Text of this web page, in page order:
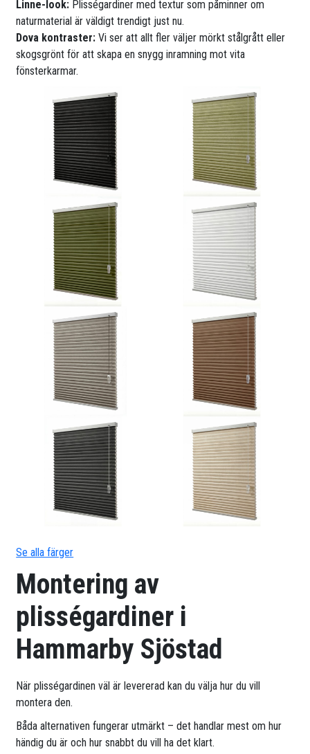
Linne-look: Plisségardiner med textur som påminner om
naturmaterial är väldigt trendigt just nu.
Dova kontraster: Vi ser att allt fler väljer mörkt stålgrått eller
skogsgrönt för att skapa en snygg inramning mot vita
fönsterkarmar.
Se alla färger
Montering av
plisségardiner i
Hammarby Sjöstad
När plisségardinen väl är levererad kan du välja hur du vill
montera den.
Båda alternativen fungerar utmärkt – det handlar mest om hur
händig du är och hur snabbt du vill ha det klart.